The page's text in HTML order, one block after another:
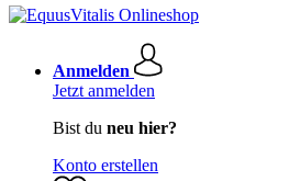
Anmelden
Jetzt anmelden
Bist du neu hier?
Konto erstellen